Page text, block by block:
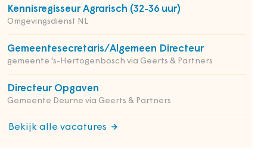
Kennisregisseur Agrarisch (32-36 uur)
Omgevingsdienst NL
Gemeentesecretaris/Algemeen Directeur
gemeente 's-Hertogenbosch via Geerts & Partners
Directeur Opgaven
Gemeente Deurne via Geerts & Partners
Bekijk alle vacatures